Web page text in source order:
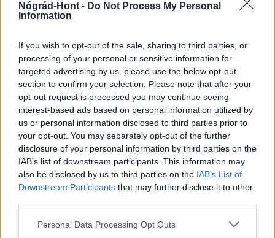
Nógrád-Hont - Do Not Process My Personal
Information
If you wish to opt-out of the sale, sharing to third parties, or
processing of your personal or sensitive information for
targeted advertising by us, please use the below opt-out
section to confirm your selection. Please note that after your
opt-out request is processed you may continue seeing
interest-based ads based on personal information utilized by
us or personal information disclosed to third parties prior to
your opt-out. You may separately opt-out of the further
disclosure of your personal information by third parties on the
IAB’s list of downstream participants. This information may
also be disclosed by us to third parties on the IAB’s List of
Downstream Participants that may further disclose it to other
Please note that this website/app uses one or more Google
Personal Data Processing Opt Outs
Tata műemlékfelújítás műemlék restaurálás
Történelmi táj, amelynek minden köve mesél –
megújul a tatai Angolkert
A projekt részeként megújulnak a területen található
műemlékek, köztük a különleges Műromok, valamint a közeli
Várkanyarban álló Nepomuki Szent János híd és szobor is.
M1 bővítés: már zajlik a teljesen új
Bicske Kelet csomópont építése